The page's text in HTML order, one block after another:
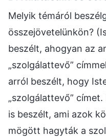
Melyik témáról
összejövetelünkön?
beszélt, ahogyan az
„szolgálattevő”
arról beszélt, hogy
„szolgálattevő”
is beszélt, ami azok
mögött hagyták a